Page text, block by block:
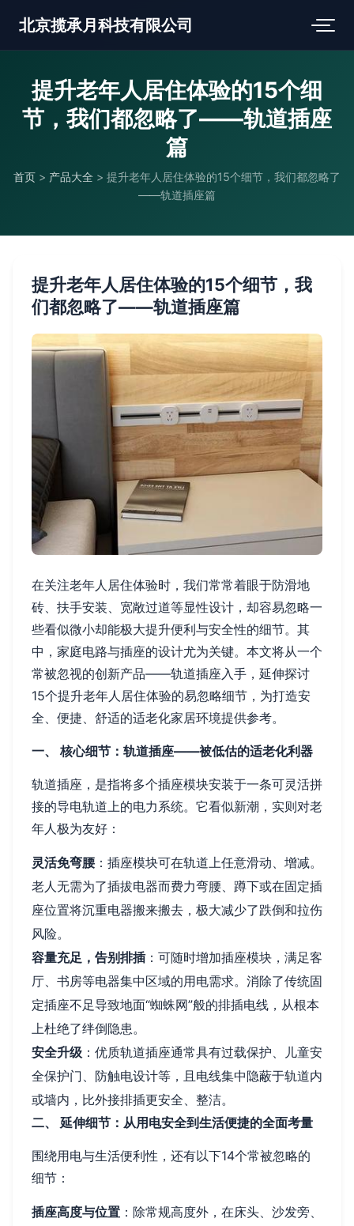
北京揽承月科技有限公司
提升老年人居住体验的15个细
节，我们都忽略了——轨道插座
篇
首页 > 产品大全 > 提升老年人居住体验的15个细节，我们都忽略了
——轨道插座篇
提升老年人居住体验的15个细节，我
们都忽略了——轨道插座篇
在关注老年人居住体验时，我们常常着眼于防滑地
砖、扶手安装、宽敞过道等显性设计，却容易忽略一
些看似微小却能极大提升便利与安全性的细节。其
中，家庭电路与插座的设计尤为关键。本文将从一个
常被忽视的创新产品——轨道插座入手，延伸探讨
15个提升老年人居住体验的易忽略细节，为打造安
全、便捷、舒适的适老化家居环境提供参考。
一、 核心细节：轨道插座——被低估的适老化利器
轨道插座，是指将多个插座模块安装于一条可灵活拼
接的导电轨道上的电力系统。它看似新潮，实则对老
年人极为友好：
灵活免弯腰：插座模块可在轨道上任意滑动、增减。
老人无需为了插拔电器而费力弯腰、蹲下或在固定插
座位置将沉重电器搬来搬去，极大减少了跌倒和拉伤
风险。
容量充足，告别排插：可随时增加插座模块，满足客
厅、书房等电器集中区域的用电需求。消除了传统固
定插座不足导致地面“蜘蛛网”般的排插电线，从根本
上杜绝了绊倒隐患。
安全升级 ：优质轨道插座通常具有过载保护、儿童安
全保护门、防触电设计等，且电线集中隐蔽于轨道内
或墙内，比外接排插更安全、整洁。
二、 延伸细节：从用电安全到生活便捷的全面考量
围绕用电与生活便利性，还有以下14个常被忽略的
细节：
插座高度与位置 ：除常规高度外，在床头、沙发旁、